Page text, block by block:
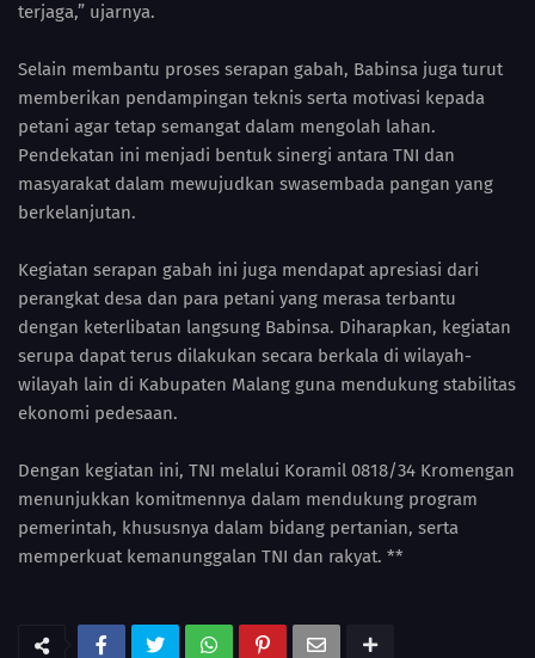
terjaga,” ujarnya.
Selain membantu proses serapan gabah, Babinsa juga turut
memberikan pendampingan teknis serta motivasi kepada
petani agar tetap semangat dalam mengolah lahan.
Pendekatan ini menjadi bentuk sinergi antara TNI dan
masyarakat dalam mewujudkan swasembada pangan yang
berkelanjutan.
Kegiatan serapan gabah ini juga mendapat apresiasi dari
perangkat desa dan para petani yang merasa terbantu
dengan keterlibatan langsung Babinsa. Diharapkan, kegiatan
serupa dapat terus dilakukan secara berkala di wilayah-
wilayah lain di Kabupaten Malang guna mendukung stabilitas
ekonomi pedesaan.
Dengan kegiatan ini, TNI melalui Koramil 0818/34 Kromengan
menunjukkan komitmennya dalam mendukung program
pemerintah, khususnya dalam bidang pertanian, serta
memperkuat kemanunggalan TNI dan rakyat. **